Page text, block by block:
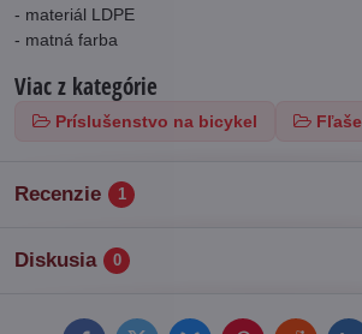
- materiál LDPE
- matná farba
Viac z kategórie
Príslušenstvo na bicykel Fľaše
Recenzie 1
Diskusia 0